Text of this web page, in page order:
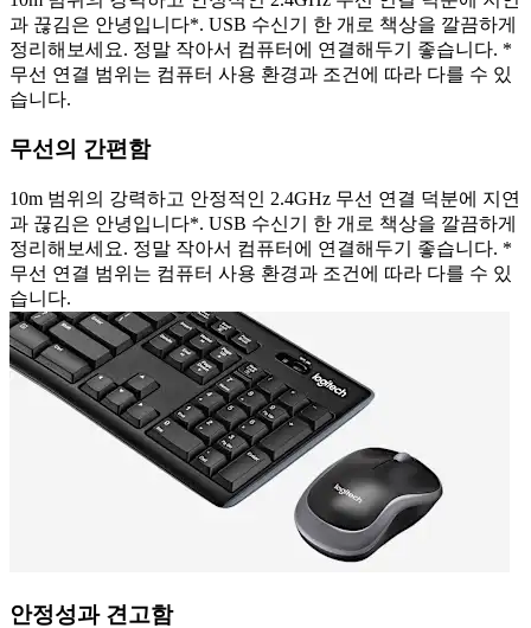
과 끊김은 안녕입니다*. USB 수신기 한 개로 책상을 깔끔하게
정리해보세요. 정말 작아서 컴퓨터에 연결해두기 좋습니다. *
무선 연결 범위는 컴퓨터 사용 환경과 조건에 따라 다를 수 있
습니다.
무선의 간편함
10m 범위의 강력하고 안정적인 2.4GHz 무선 연결 덕분에 지연
과 끊김은 안녕입니다*. USB 수신기 한 개로 책상을 깔끔하게
정리해보세요. 정말 작아서 컴퓨터에 연결해두기 좋습니다. *
무선 연결 범위는 컴퓨터 사용 환경과 조건에 따라 다를 수 있
습니다.
안정성과 견고함